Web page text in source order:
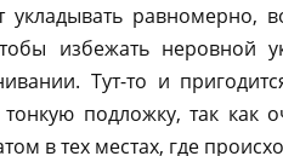
укладывать
избежать неровной
Тут-то и
тонкую подложку, так как
в тех местах, где